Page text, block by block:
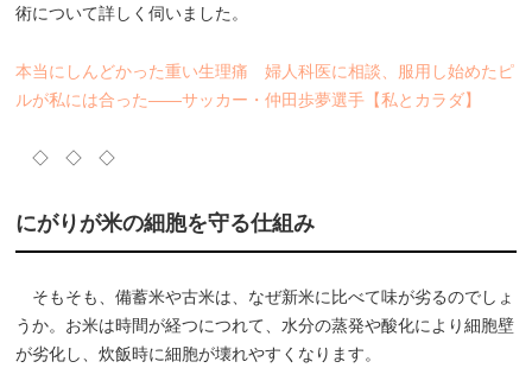
術について詳しく伺いました。
本当にしんどかった重い生理痛 婦人科医に相談、服用し始めたピ
ルが私には合った――サッカー・仲田歩夢選手【私とカラダ】
◇ ◇ ◇
にがりが米の細胞を守る仕組み
そもそも、備蓄米や古米は、なぜ新米に比べて味が劣るのでしょ
うか。お米は時間が経つにつれて、水分の蒸発や酸化により細胞壁
が劣化し、炊飯時に細胞が壊れやすくなります。